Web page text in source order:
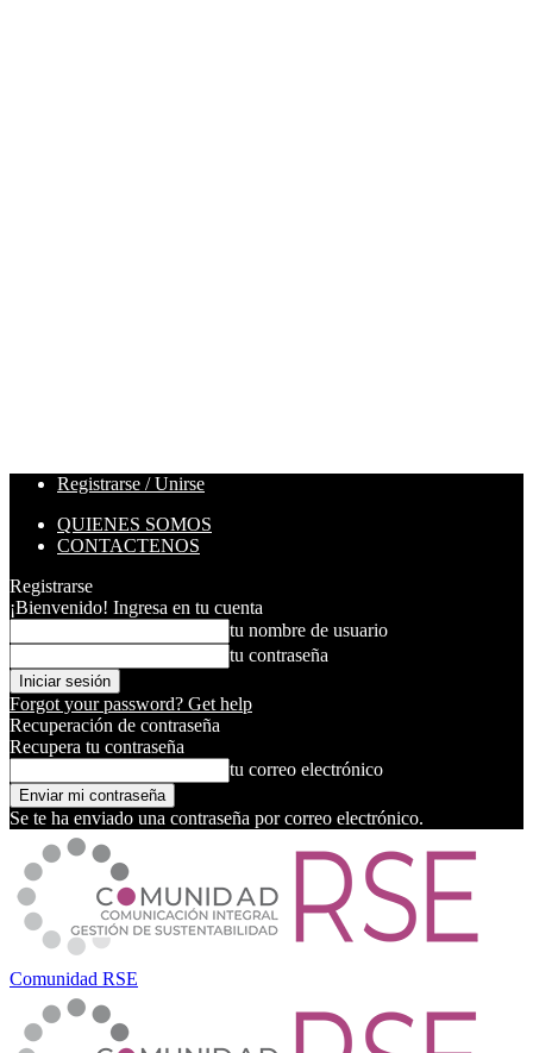
Registrarse / Unirse
QUIENES SOMOS
CONTACTENOS
Registrarse
¡Bienvenido! Ingresa en tu cuenta
tu nombre de usuario
tu contraseña
Forgot your password? Get help
Recuperación de contraseña
Recupera tu contraseña
tu correo electrónico
Se te ha enviado una contraseña por correo electrónico.
Comunidad RSE